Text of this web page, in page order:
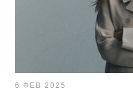
6 ФЕВ 2025